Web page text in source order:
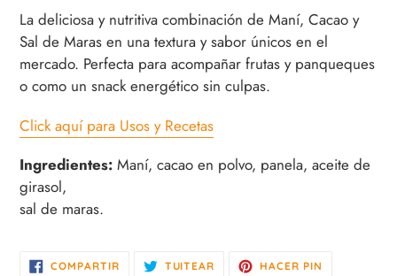
el
producto
a
tu
de
La deliciosa y nutritiva combinación de Maní, Cacao y
Sal de Maras en una textura y sabor únicos en el
mercado. Perfecta para acompañar frutas y panqueques
o como un snack energético sin culpas.
Click aquí para Usos y Recetas
Ingredientes: Maní, cacao en polvo, panela, aceite de
girasol,
sal de maras.
COMPARTIRCOMPARTIRTUITEAR TUITEARHACER PIN